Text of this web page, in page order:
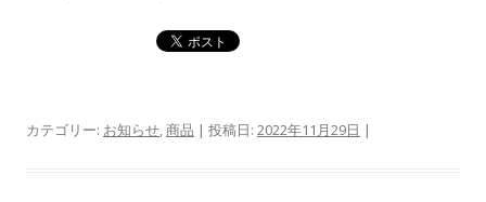
カテゴリー: お知らせ,商品 | 投稿日: 2022年11月29日 |